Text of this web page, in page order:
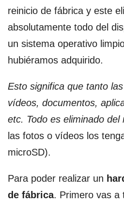
reinicio de fábrica y este
absolutamente todo del
un sistema operativo
hubiéramos adquirido.
Esto significa que tanto
vídeos, documentos,
etc. Todo es eliminado del
las fotos o vídeos los
microSD).
Para poder realizar un
de fábrica. Primero vas a